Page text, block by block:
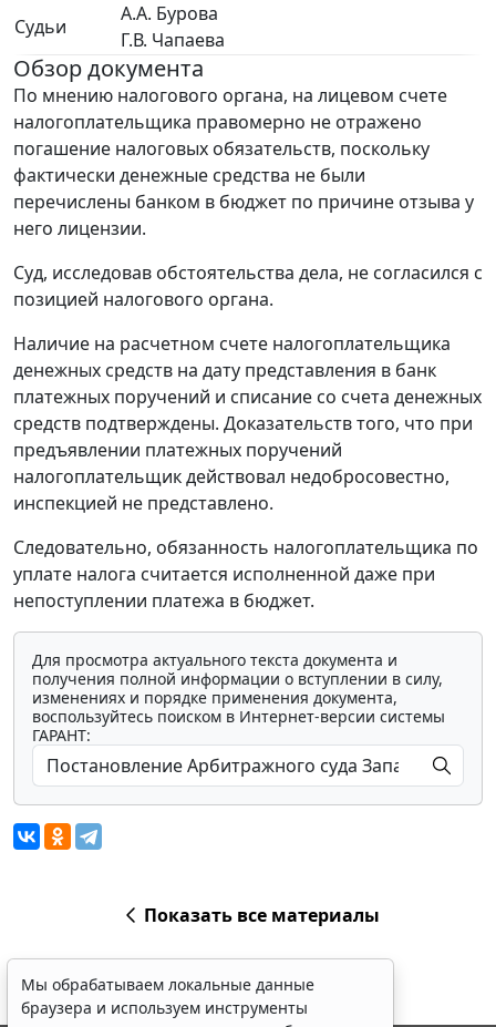
Судьи
А.А. Бурова
Г.В. Чапаева
Обзор документа
По мнению налогового органа, на лицевом счете
налогоплательщика правомерно не отражено
погашение налоговых обязательств, поскольку
фактически денежные средства не были
перечислены банком в бюджет по причине отзыва у
него лицензии.
Суд, исследовав обстоятельства дела, не согласился с
позицией налогового органа.
Наличие на расчетном счете налогоплательщика
денежных средств на дату представления в банк
платежных поручений и списание со счета денежных
средств подтверждены. Доказательств того, что при
предъявлении платежных поручений
налогоплательщик действовал недобросовестно,
инспекцией не представлено.
Следовательно, обязанность налогоплательщика по
уплате налога считается исполненной даже при
непоступлении платежа в бюджет.
Для просмотра актуального текста документа и
получения полной информации о вступлении в силу,
изменениях и порядке применения документа,
воспользуйтесь поиском в Интернет-версии системы
ГАРАНТ:
Показать все материалы
Мы обрабатываем локальные данные
браузера и используем инструменты